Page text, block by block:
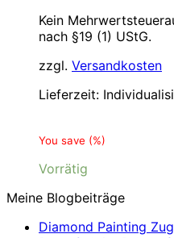
Kein
nach §19 (1) UStG.
zzgl. Versandkosten
Lieferzeit:
You save (%)
Vorrätig
Meine Blogbeiträge
Diamond Painting